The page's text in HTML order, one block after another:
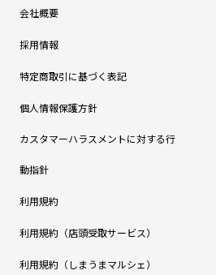
会社概要
採用情報
特定商取引に基づく表記
個人情報保護方針
カスタマーハラスメントに対する行
動指針
利用規約
利用規約（店頭受取サービス）
利用規約（しまうまマルシェ）